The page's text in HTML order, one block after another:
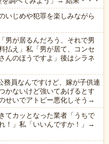
いじめや犯罪を楽しみながら
男が居るんだろう、それで男
払え」私「男が居て、コンセ
んのほうですよ」後はシラネ
員なんですけど、嫁が子供連
かないけど強いてあげるとす
せいでアトピー悪化しそう→
てカッとなった業者「うちで
！」私「いいんですか！」→